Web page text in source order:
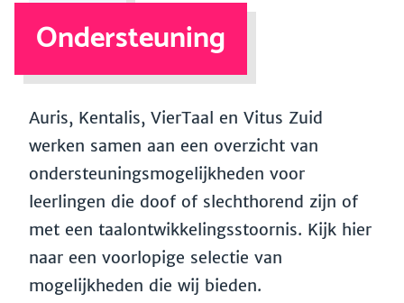
Ondersteuning
Auris, Kentalis, VierTaal en Vitus Zuid
werken samen aan een overzicht van
ondersteuningsmogelijkheden voor
leerlingen die doof of slechthorend zijn of
met een taalontwikkelingsstoornis. Kijk hier
naar een voorlopige selectie van
mogelijkheden die wij bieden.